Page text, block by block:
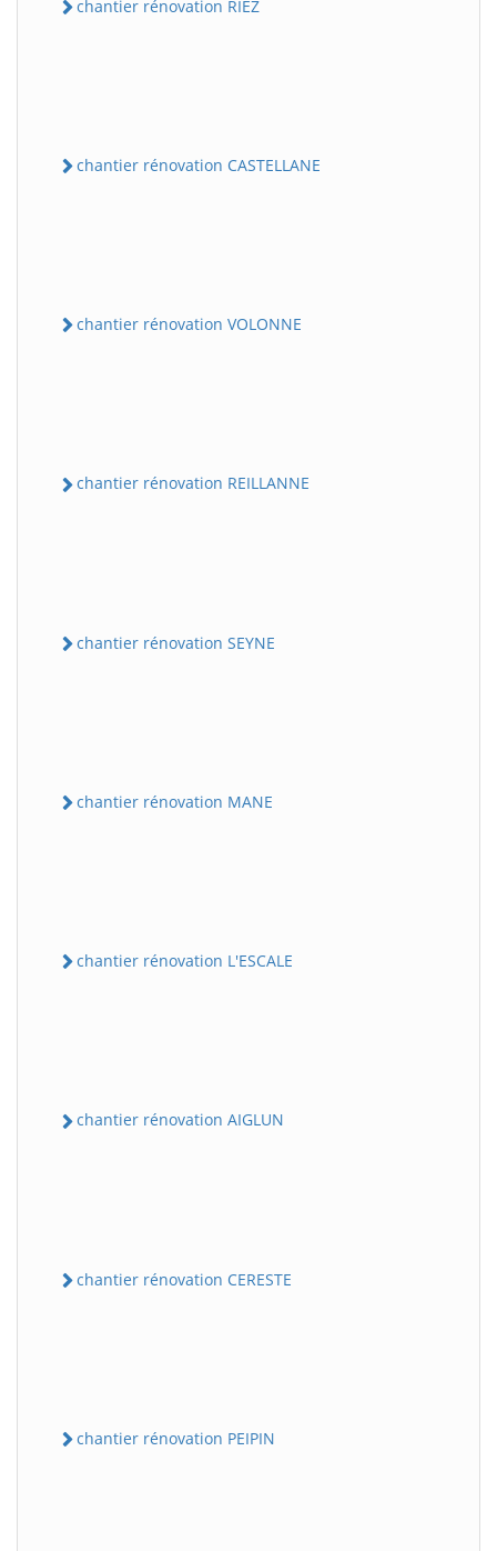
chantier rénovation RIEZ
chantier rénovation CASTELLANE
chantier rénovation VOLONNE
chantier rénovation REILLANNE
chantier rénovation SEYNE
chantier rénovation MANE
chantier rénovation L'ESCALE
chantier rénovation AIGLUN
chantier rénovation CERESTE
chantier rénovation PEIPIN